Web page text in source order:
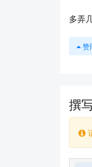
多弄
赞
撰